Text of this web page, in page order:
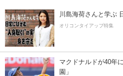
川島海荷さんと学ぶ
オリコンタイアップ特集
マクドナルドが40年
園」